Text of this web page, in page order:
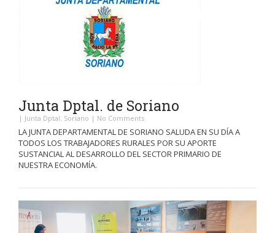
Junta Dptal. de Soriano
| Junta Dptal. Soriano | No Comments
LA JUNTA DEPARTAMENTAL DE SORIANO SALUDA EN SU DÍA A
TODOS LOS TRABAJADORES RURALES POR SU APORTE
SUSTANCIAL AL DESARROLLO DEL SECTOR PRIMARIO DE
NUESTRA ECONOMÍA.